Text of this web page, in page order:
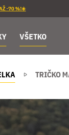
AŽ -70 %!☀️
VŠETKO
TRIČKO